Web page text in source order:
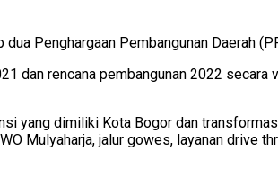
Penghargaan Pembangunan Daerah
dan rencana pembangunan 2022
yang dimiliki Kota Bogor dan
Mulyaharja, jalur gowes, layanan drive